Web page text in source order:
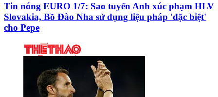
Tin nóng EURO 1/7: Sao tuyển Anh xúc phạm HLV
Slovakia, Bồ Đào Nha sử dụng liệu pháp 'đặc biệt'
cho Pepe